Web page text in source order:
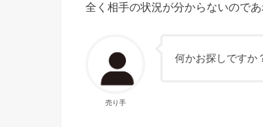
全く相手の状況が分からないので
売り手
何かお探しですか